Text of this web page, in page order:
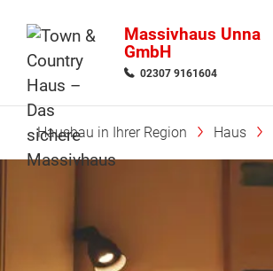
Massivhaus Unna
GmbH
02307 9161604
Hausbau in Ihrer Region Haus